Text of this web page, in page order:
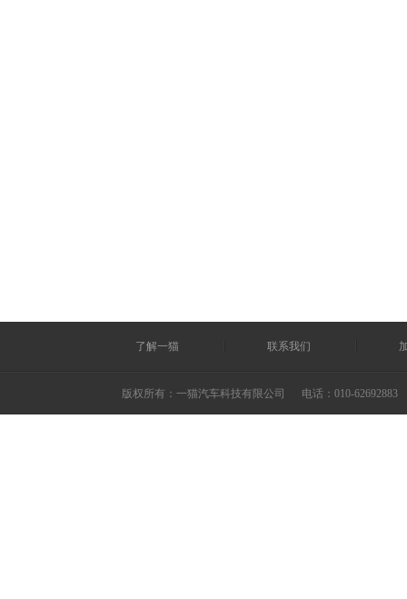
了解一猫 联系我们
版权所有：一猫汽车科技有限公司 电话：010-